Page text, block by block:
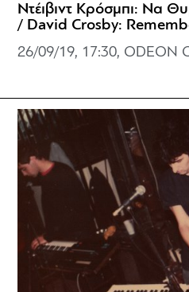
Ντέιβιντ Κρόσμπι: Να
/ David Crosby:
26/09/19, 17:30, ODEON